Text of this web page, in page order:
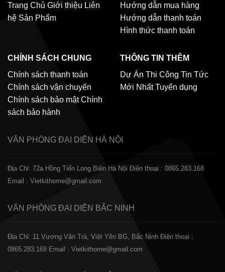
Trang Chủ Giới thiệu Liên
hệ Sản Phẩm
Hướng dẫn mua hàng
Hướng dẫn thanh toán
Hình thức thanh toán
CHÍNH SÁCH CHUNG
Chính sách thanh toán
Chính sách vận chuyển
Chính sách bảo mật Chính
sách bảo hành
THÔNG TIN THÊM
Dự Án Thi Công Tin Tức
Mới Nhất Tuyển dụng
VĂN PHÒNG ĐẠI DIỆN HÀ NỘI
Địa Chỉ: 72a Hồng Tiến Long Biên Hà Nội Điện thoại : 0865.283.168
Email : Vietkithome@gmail.com
VĂN PHÒNG ĐẠI DIỆN BẮC NINH
Địa Chỉ: 11 Vương Văn Trà, Việt Yên BG, Bắc Ninh Điện thoại :
0865.283.168 Email : Vietkithome@gmail.com